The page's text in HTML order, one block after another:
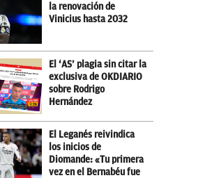
la renovación de
Vinicius hasta 2032
El ‘AS’ plagia sin citar la
exclusiva de OKDIARIO
sobre Rodrigo
Hernández
El Leganés reivindica
los inicios de
Diomande: «Tu primera
vez en el Bernabéu fue